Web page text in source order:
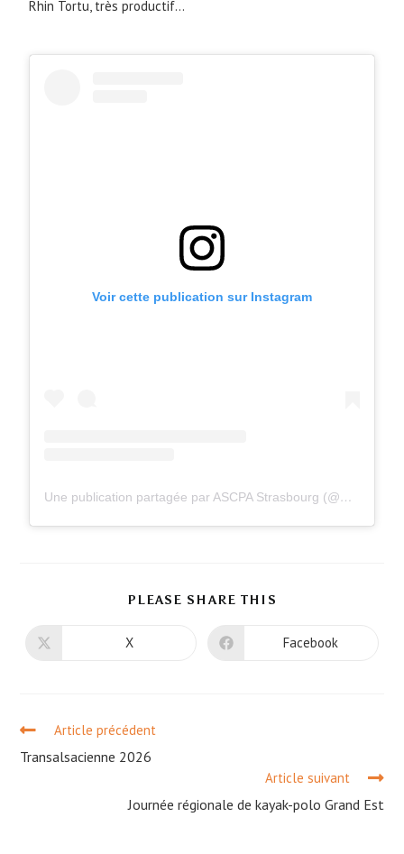
Rhin Tortu, très productif…
Voir cette publication sur Instagram
Une publication partagée par ASCPA Strasbourg (@ascpastrasbourg)
PLEASE SHARE THIS
X Facebook
Article précédent
Transalsacienne 2026
Article suivant
Journée régionale de kayak-polo Grand Est